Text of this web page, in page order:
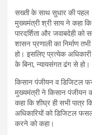
सख्ती के साथ सुधार की पहल
मुख्यमंत्री श्री साय ने कहा
पारदर्शिता और जवाबदेही को
शासन प्रणाली का निर्माण
हो। इसलिए प्रत्येक
के बिना, न्यायसंगत ढंग से हो।
किसान पंजीयन व डिजिटल
मुख्यमंत्री ने किसान पंजीयन
कहा कि शीघ्र ही सभी पात्र
अधिकारियों को डिजिटल
करने को कहा।